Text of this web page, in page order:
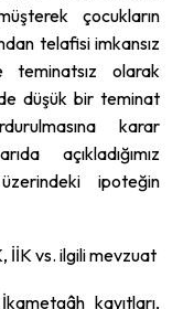
çocukların
telafisi imkansız
teminatsız olarak
düşük bir teminat
karar
açıkladığımız
ipoteğin
İİK vs. ilgili mevzuat
kayıtları,